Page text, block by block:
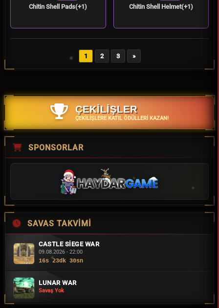
ÇEKİLİŞLER
ÇEKILIŞLERE KATIL ÖDÜLLERI KAZAN!
SPONSORLAR
SAVAS TAKVIMI
CASTLE SIEGE WAR
09.08.2026 - 22:00
16s 23dk 29sn
LUNAR WAR
Savaş Yok
Chitin Shell Pads(+1) Chitin Shell Helmet(+1)
1 2 3 »